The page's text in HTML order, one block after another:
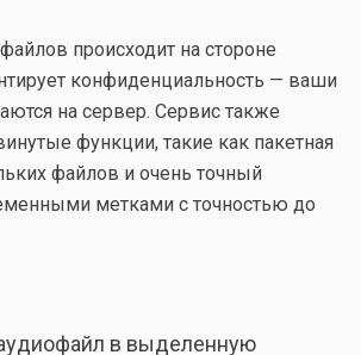
происходит на стороне
конфиденциальность — ваши
на сервер. Сервис также
функции, такие как пакетная
файлов и очень точный
метками с точностью до
в выделенную